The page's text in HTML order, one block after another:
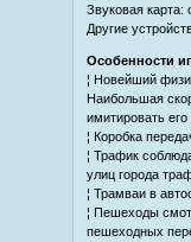
Звуковая карта:
Другие
Особенности
¦ Новейший
Наибольшая
имитировать
¦ Коробка
¦ Трафик
улиц города
¦ Трамваи в
¦ Пешеходы
пешеходных